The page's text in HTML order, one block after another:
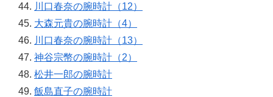
川口春奈の腕時計（12）
大森元貴の腕時計（4）
川口春奈の腕時計（13）
神谷宗幣の腕時計（2）
松井一郎の腕時計
飯島直子の腕時計